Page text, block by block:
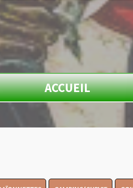
ACCUEIL